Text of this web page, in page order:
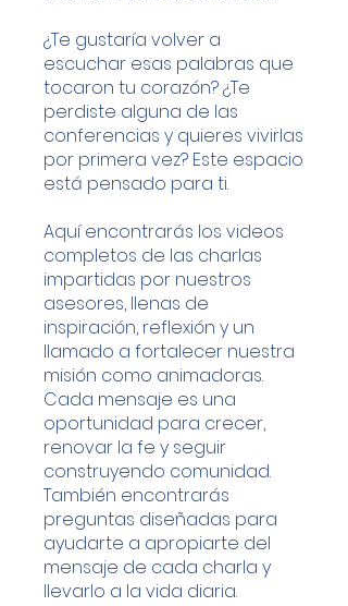
¿Te gustaría volver a
escuchar esas palabras que
tocaron tu corazón? ¿Te
perdiste alguna de las
conferencias y quieres vivirlas
por primera vez? Este espacio
está pensado para ti.
Aquí encontrarás los videos
completos de las charlas
impartidas por nuestros
asesores, llenas de
inspiración, reflexión y un
llamado a fortalecer nuestra
misión como animadoras.
Cada mensaje es una
oportunidad para crecer,
renovar la fe y seguir
construyendo comunidad.
También encontrarás
preguntas diseñadas para
ayudarte a apropiarte del
mensaje de cada charla y
llevarlo a la vida diaria.